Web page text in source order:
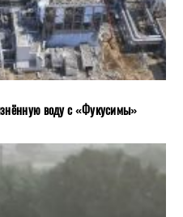
воду с «Фукусимы»